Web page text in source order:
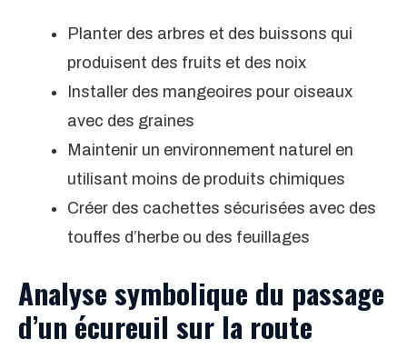
Planter des arbres et des buissons qui
produisent des fruits et des noix
Installer des mangeoires pour oiseaux
avec des graines
Maintenir un environnement naturel en
utilisant moins de produits chimiques
Créer des cachettes sécurisées avec des
touffes d’herbe ou des feuillages
Analyse symbolique du passage
d’un écureuil sur la route